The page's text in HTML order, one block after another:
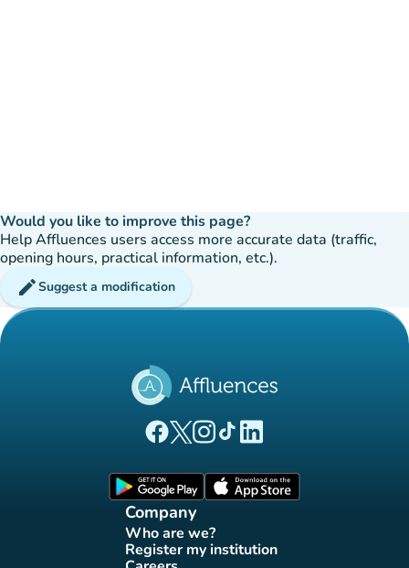
Would you like to improve this page?
Help Affluences users access more accurate data (traffic,
opening hours, practical information, etc.).
editSuggest a modification
(new tab)
(new tab)
(new tab)(new tab)
(new tab)
Company
Who are we?
(new tab)
Register my institution
(new tab)